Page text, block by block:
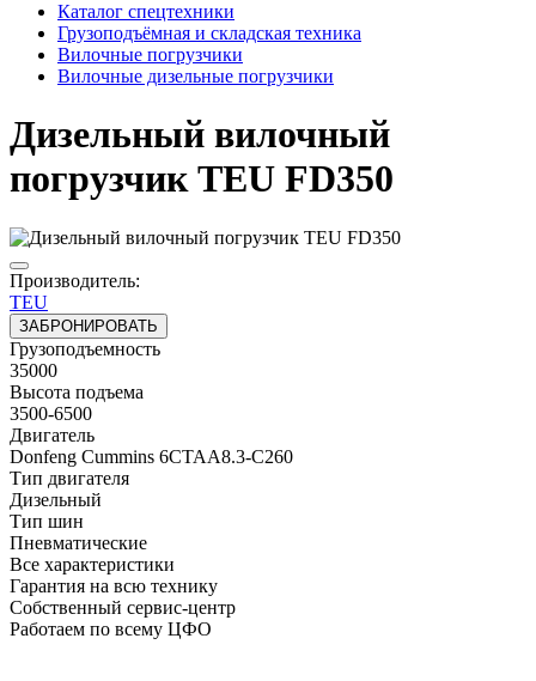
Каталог спецтехники
Грузоподъёмная и складская техника
Вилочные погрузчики
Вилочные дизельные погрузчики
Дизельный вилочный
погрузчик TEU FD350
Производитель:
TEU
ЗАБРОНИРОВАТЬ
Грузоподъемность
35000
Высота подъема
3500-6500
Двигатель
Donfeng Cummins 6CTAA8.3-C260
Тип двигателя
Дизельный
Тип шин
Пневматические
Все характеристики
Гарантия на всю технику
Собственный сервис-центр
Работаем по всему ЦФО